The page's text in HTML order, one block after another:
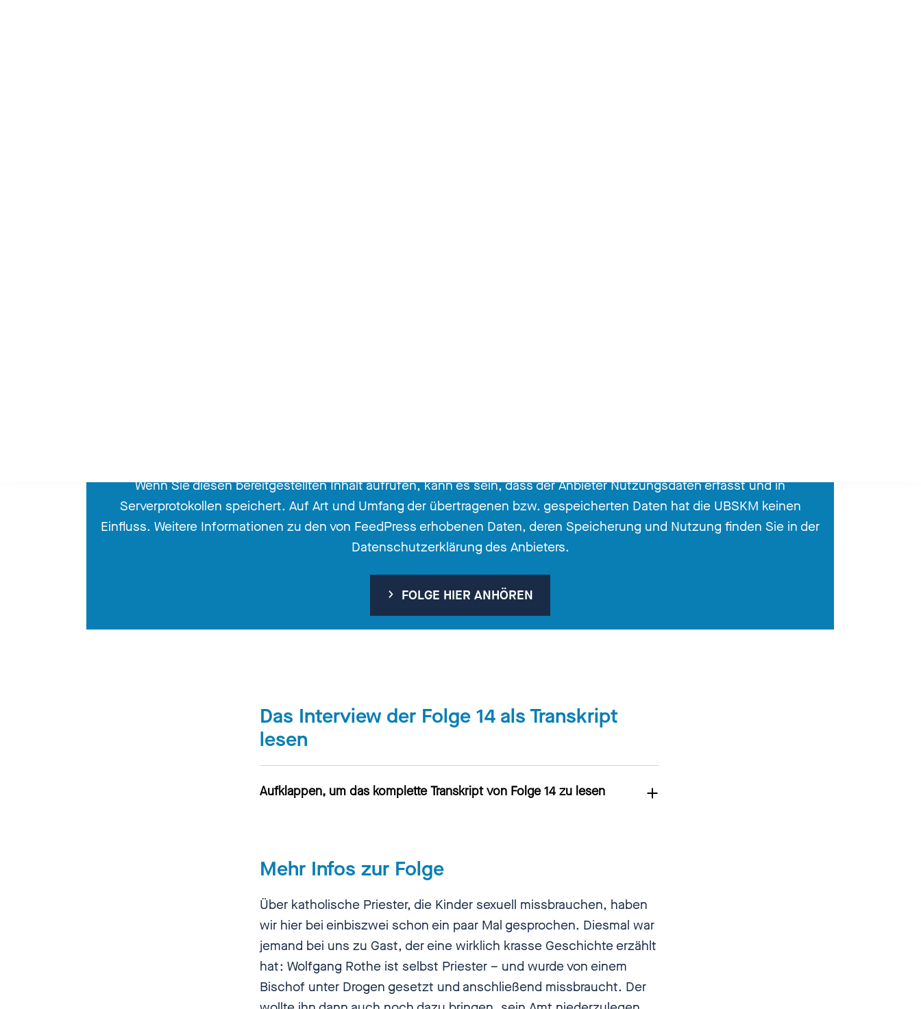
Wenn Sie diesen bereitgestellten Inhalt aufrufen, kann es sein, dass der Anbieter Nutzungsdaten erfasst und in
Serverprotokollen speichert. Auf Art und Umfang der übertragenen bzw. gespeicherten Daten hat die UBSKM keinen
Einfluss. Weitere Informationen zu den von FeedPress erhobenen Daten, deren Speicherung und Nutzung finden Sie in der
Datenschutzerklärung des Anbieters.
FOLGE HIER ANHÖREN
Das Interview der Folge 14 als Transkript
lesen
Aufklappen, um das komplette Transkript von Folge 14 zu lesen
undenkbar. Das kann nicht sein, dass ein Priester so was tut,
denkbar, das ist alles möglich, weil es das alles ja schon
gegeben hat.
Nadia Kailouli[00:00:18] Hallo, herzlich willkommen bei
einbiszwei, dem Podcast über sexuelle Gewalt. Ich bin Nadia
Mehr Infos zur Folge
Über katholische Priester, die Kinder sexuell missbrauchen, haben
wir hier bei einbiszwei schon ein paar Mal gesprochen. Diesmal war
jemand bei uns zu Gast, der eine wirklich krasse Geschichte erzählt
hat: Wolfgang Rothe ist selbst Priester – und wurde von einem
Bischof unter Drogen gesetzt und anschließend missbraucht. Der